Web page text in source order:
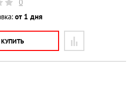
0
от 1 дня
КУПИТЬ